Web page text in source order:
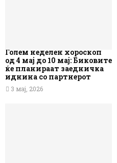
Голем неделен хороскоп
од 4 мај до 10 мај: Биковите
ќе планираат заедничка
иднина со партнерот
3 мај, 2026